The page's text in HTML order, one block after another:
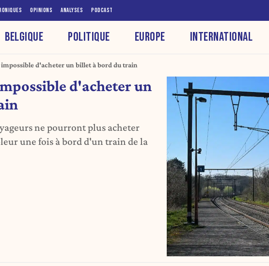
OPINIONS ANALYSES PODCAST
BELGIQUE POLITIQUE EUROPE INTERNATIONAL
impossible d'acheter un billet à bord du train
d'acheter un
ne pourront plus acheter
une fois à bord d'un train de la